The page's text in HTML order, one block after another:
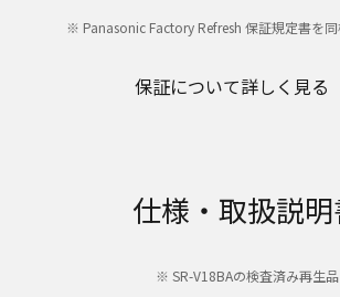
※ Panasonic Factory Refresh 保証規定書を同
保証について詳しく見る
仕様・取扱説
※ SR-V18BAの検査済み再生品